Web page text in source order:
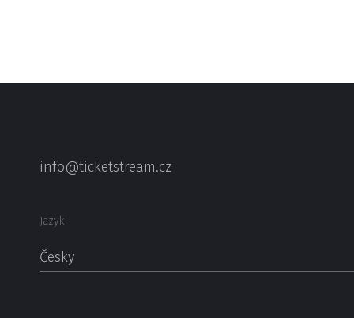
info@ticketstream.cz
Jazyk
Česky